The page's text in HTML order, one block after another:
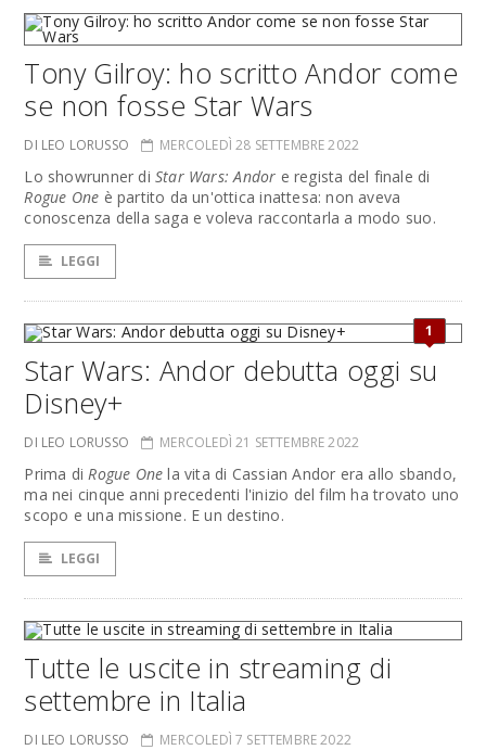
Tony Gilroy: ho scritto Andor come
se non fosse Star Wars
DI LEO LORUSSO MERCOLEDÌ 28 SETTEMBRE 2022
Lo showrunner di Star Wars: Andor e regista del finale di
Rogue One è partito da un'ottica inattesa: non aveva
conoscenza della saga e voleva raccontarla a modo suo.
LEGGI
1
Star Wars: Andor debutta oggi su
Disney+
DI LEO LORUSSO MERCOLEDÌ 21 SETTEMBRE 2022
Prima diRogue One la vita di Cassian Andor era allo sbando,
ma nei cinque anni precedenti l'inizio del film ha trovato uno
scopo e una missione. E un destino.
LEGGI
Tutte le uscite in streaming di
settembre in Italia
DI LEO LORUSSO MERCOLEDÌ 7 SETTEMBRE 2022